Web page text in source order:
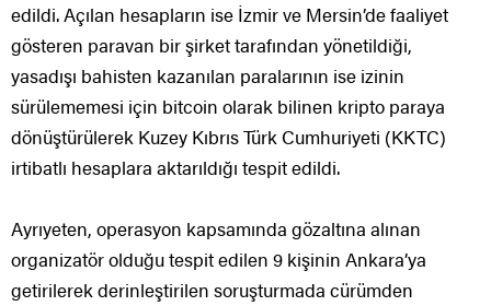
edildi. Açılan hesapların ise İzmir ve Mersin’de faaliyet
gösteren paravan bir şirket tarafından yönetildiği,
yasadışı bahisten kazanılan paralarının ise izinin
sürülememesi için bitcoin olarak bilinen kripto paraya
dönüştürülerek Kuzey Kıbrıs Türk Cumhuriyeti (KKTC)
irtibatlı hesaplara aktarıldığı tespit edildi.
Ayrıyeten, operasyon kapsamında gözaltına alınan
organizatör olduğu tespit edilen 9 kişinin Ankara’ya
getirilerek derinleştirilen soruşturmada cürümden